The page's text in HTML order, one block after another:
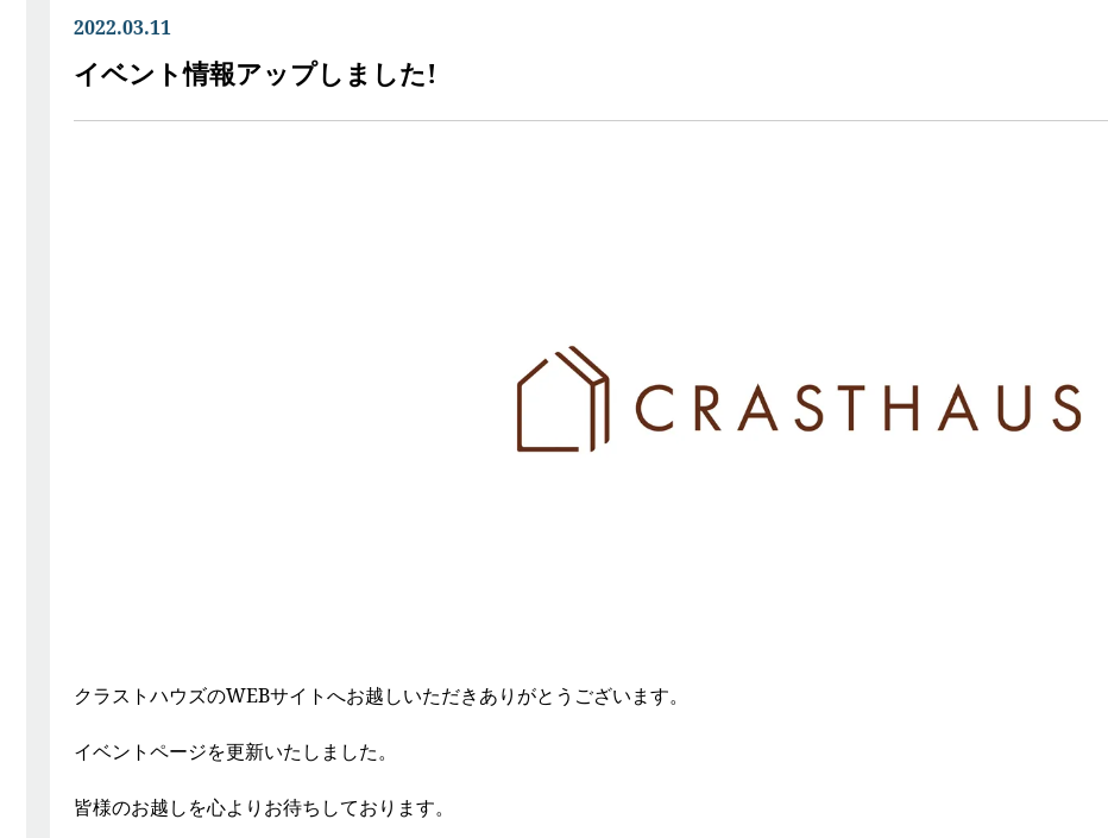
2022.03.11
イベント情報アップしました!
クラストハウズのWEBサイトへお越しいただきありがとうございます。
イベントページを更新いたしました。
皆様のお越しを心よりお待ちしております。